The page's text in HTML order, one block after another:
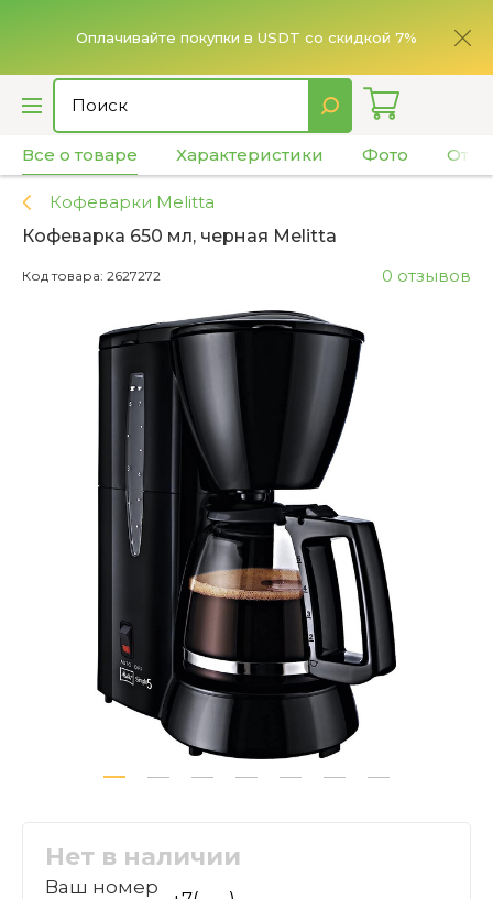
Оплачивайте покупки в USDT со скидкой 7%
Все о товаре Характеристики Фото
Кофеварки Melitta
Кофеварка 650 мл, черная Melitta
0 отзывов
Код товара: 2627272
Нет в наличии
Ваш номер